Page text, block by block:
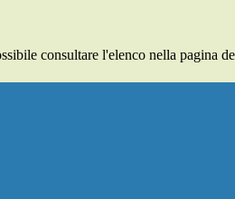
consultare l'elenco nella pagina